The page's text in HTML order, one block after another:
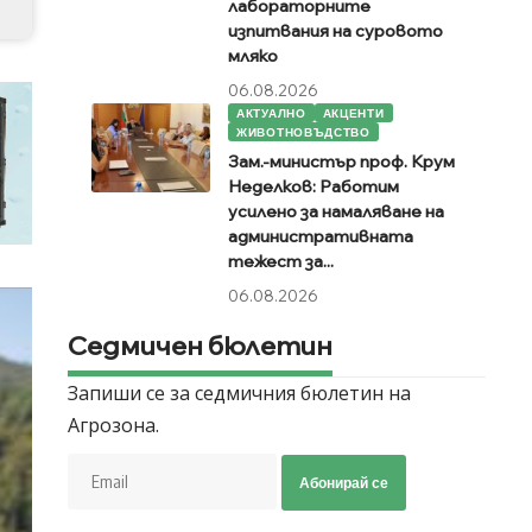
лабораторните
изпитвания на суровото
мляко
06.08.2026
АКТУАЛНО
АКЦЕНТИ
ЖИВОТНОВЪДСТВО
Зам.-министър проф. Крум
Неделков: Работим
усилено за намаляване на
административната
тежест за...
06.08.2026
Седмичен бюлетин
Запиши се за седмичния бюлетин на
Агрозона.
Абонирай се